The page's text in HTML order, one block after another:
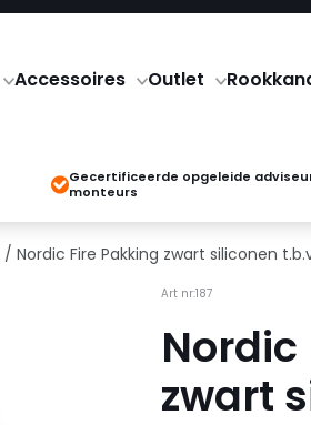
Accessoires Outlet
Gecertificeerde opgeleide
monteurs
/ Nordic Fire Pakking zwart siliconen
Art nr:187
Nordic
zwart